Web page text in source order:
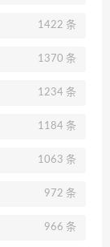
1422 条
1370 条
1234 条
1184 条
1063 条
972 条
966 条